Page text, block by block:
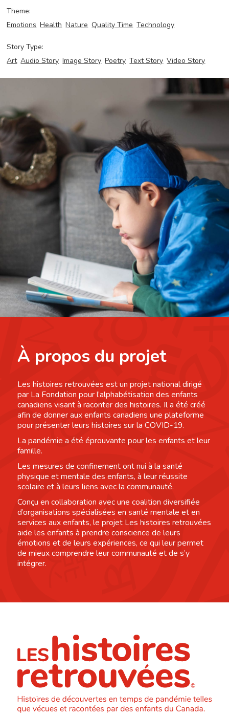
Theme:
Emotions Health Nature Quality Time Technology
Story Type:
Art Audio Story Image Story Poetry Text Story Video Story
À propos du projet
Les histoires retrouvées est un projet national dirigé
par La Fondation pour l’alphabétisation des enfants
canadiens visant à raconter des histoires. Il a été créé
afin de donner aux enfants canadiens une plateforme
pour présenter leurs histoires sur la COVID-19.
La pandémie a été éprouvante pour les enfants et leur
famille.
Les mesures de confinement ont nui à la santé
physique et mentale des enfants, à leur réussite
scolaire et à leurs liens avec la communauté.
Conçu en collaboration avec une coalition diversifiée
d’organisations spécialisées en santé mentale et en
services aux enfants, le projet Les histoires retrouvées
aide les enfants à prendre conscience de leurs
émotions et de leurs expériences, ce qui leur permet
de mieux comprendre leur communauté et de s’y
intégrer.